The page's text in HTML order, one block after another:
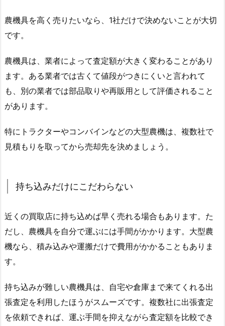
農機具を高く売りたいなら、1社だけで決めないことが大切
です。
農機具は、業者によって査定額が大きく変わることがあり
ます。ある業者では古くて値段がつきにくいと言われて
も、別の業者では部品取りや再販用として評価されること
があります。
特にトラクターやコンバインなどの大型農機は、複数社で
見積もりを取ってから売却先を決めましょう。
持ち込みだけにこだわらない
近くの買取店に持ち込めば早く売れる場合もあります。た
だし、農機具を自分で運ぶには手間がかかります。大型農
機なら、積み込みや運搬だけで費用がかかることもありま
す。
持ち込みが難しい農機具は、自宅や倉庫まで来てくれる出
張査定を利用したほうがスムーズです。複数社に出張査定
を依頼できれば、運ぶ手間を抑えながら査定額を比較でき